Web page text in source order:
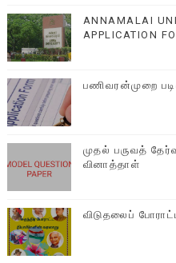
ANNAMALAI
APPLICATION
பணிவரன்முறை
முதல் பருவத்
வினாத்தாள்
விடுதலைப்